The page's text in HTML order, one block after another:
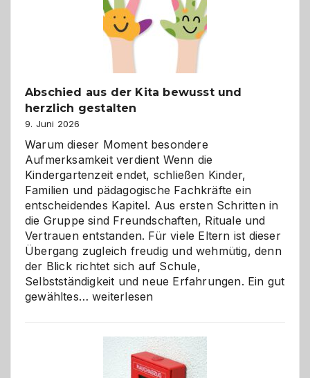
verstehen
Abschied aus der Kita bewusst und
herzlich gestalten
9. Juni 2026
Warum dieser Moment besondere
Aufmerksamkeit verdient Wenn die
Kindergartenzeit endet, schließen Kinder,
Familien und pädagogische Fachkräfte ein
entscheidendes Kapitel. Aus ersten Schritten in
die Gruppe sind Freundschaften, Rituale und
Vertrauen entstanden. Für viele Eltern ist dieser
Übergang zugleich freudig und wehmütig, denn
der Blick richtet sich auf Schule,
Selbstständigkeit und neue Erfahrungen. Ein gut
gewähltes…Abschied
bewusst
weiterlesen